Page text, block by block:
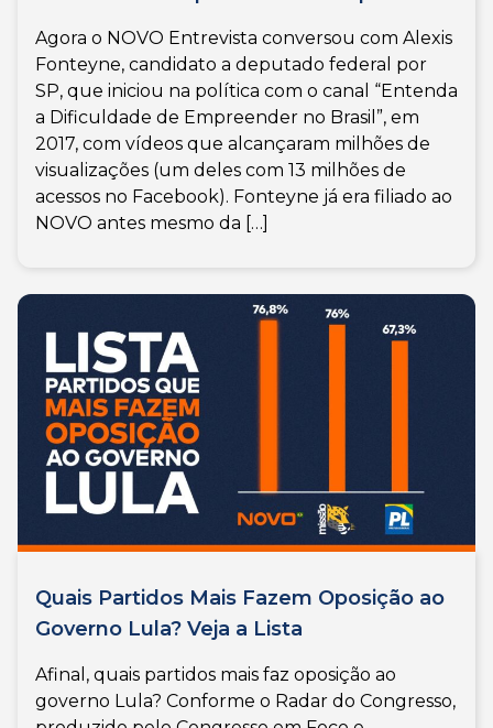
Agora o NOVO Entrevista conversou com Alexis
Fonteyne, candidato a deputado federal por
SP, que iniciou na política com o canal “Entenda
a Dificuldade de Empreender no Brasil”, em
2017, com vídeos que alcançaram milhões de
visualizações (um deles com 13 milhões de
acessos no Facebook). Fonteyne já era filiado ao
NOVO antes mesmo da […]
Quais Partidos Mais Fazem Oposição ao
Governo Lula? Veja a Lista
Afinal, quais partidos mais faz oposição ao
governo Lula? Conforme o Radar do Congresso,